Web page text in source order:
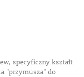
specyficzny kształt
"przymusza" do